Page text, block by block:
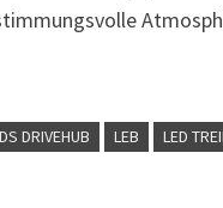
DRIVEHUB LEB LED